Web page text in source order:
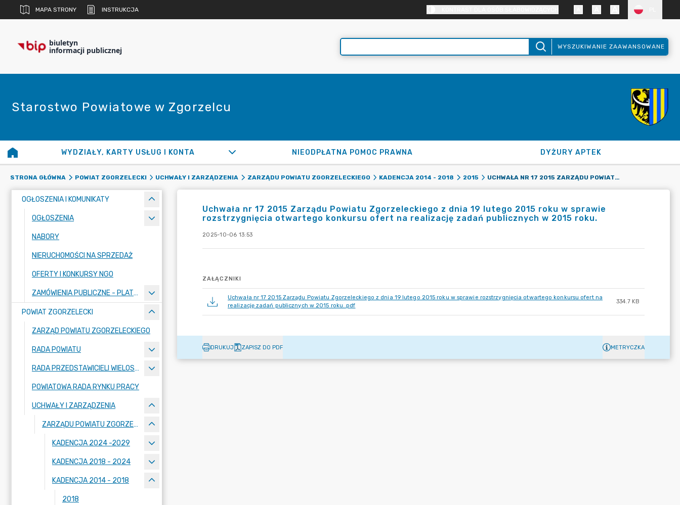
MAPA STRONY INSTRUKCJA
biuletyn
informacji publicznej WYSZUKIWANIE ZAAWANSOWANE
Starostwo Powiatowe w Zgorzelcu
WYDZIAŁY, KARTY USŁUG I KONTA NIEODPŁATNA POMOC PRAWNA DYŻURY APTEK
STRONA GŁÓWNA POWIAT ZGORZELECKI UCHWAŁY I ZARZĄDZENIA ZARZĄDU POWIATU ZGORZELECKIEGO KADENCJA 2014 - 2018 2015 UCHWAŁA NR 17 2015 ZARZĄDU POWIATU ZGORZELECKIEGO Z DNIA 19 LUTEGO 2015 ROKU W SPRAWIE ROZSTRZYGNIĘCIA OTWARTEGO KONKURSU OFERT NA REALIZACJĘ ZADAŃ PUBLICZNYCH W 2015 ROKU.
OGŁOSZENIA I KOMUNIKATY
OGŁOSZENIA
NABORY
NIERUCHOMOŚCI NA SPRZEDAŻ
OFERTY I KONKURSY NGO
ZAMÓWIENIA PUBLICZNE - PLATFORMA ZAKUPOWA
POWIAT ZGORZELECKI
ZARZĄD POWIATU ZGORZELECKIEGO
RADA POWIATU
RADA PRZEDSTAWICIELI WIELOSPECJALISTYCZNEGO ZESPOŁU OPIEKI ZDROWOTNEJ "BOLESŁAWIEC-ZGORZELEC" SAMODZIELNEGO PUBLICZNEGO ZAKŁADU OPIEKI ZDROWOTNEJ
POWIATOWA RADA RYNKU PRACY
UCHWAŁY I ZARZĄDZENIA
ZARZĄDU POWIATU ZGORZELECKIEGO
KADENCJA 2024 -2029
KADENCJA 2018 - 2024
KADENCJA 2014 - 2018
2018
Uchwała nr 17 2015 Zarządu Powiatu Zgorzeleckiego z dnia 19 lutego 2015 roku w sprawie
rozstrzygnięcia otwartego konkursu ofert na realizację zadań publicznych w 2015 roku.
2025-10-06 13:53
ZAŁĄCZNIKI
Uchwała nr 17 2015 Zarządu Powiatu Zgorzeleckiego z dnia 19 lutego 2015 roku w sprawie rozstrzygnięcia otwartego konkursu ofert na
realizację zadań publicznych w 2015 roku..pdf
334.7 KB
DRUKUJ ZAPISZ DO PDF METRYCZKA